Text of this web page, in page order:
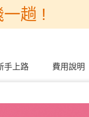
趟 !
費用說明
手上路